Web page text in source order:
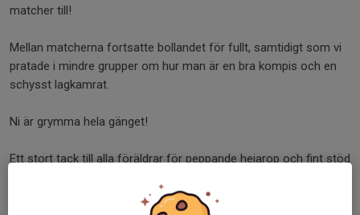
matcher till!
Mellan matcherna fortsatte bollandet för fullt, samtidigt som vi
pratade i mindre grupper om hur man är en bra kompis och en
schysst lagkamrat.
Ni är grymma hela gänget!
Ett stort tack till alla föräldrar för peppande hejarop och fint stöd